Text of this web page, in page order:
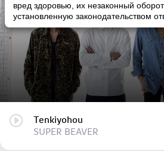
вред здоровью, их незаконный
установленную законодательством
SUPER BEAVER
Tenkiyohou
SUPER BEAVER